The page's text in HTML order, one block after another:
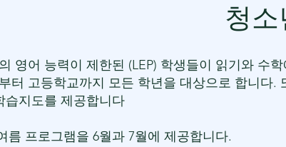
청
영어 능력이 제한된 (LEP) 학생들이 읽기와 수
터 고등학교까지 모든 학년을 대상으로 합니다
습지도를 제공합니다
름 프로그램을 6월과 7월에 제공합니다.